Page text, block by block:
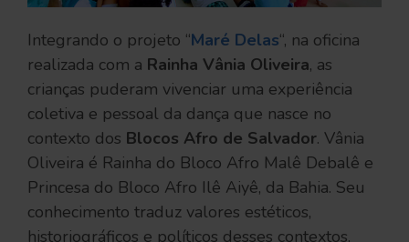
Integrando o projeto “Maré Delas“, na oficina
realizada com a Rainha Vânia Oliveira, as
crianças puderam vivenciar uma experiência
coletiva e pessoal da dança que nasce no
contexto dos Blocos Afro de Salvador. Vânia
Oliveira é Rainha do Bloco Afro Malê Debalê e
Princesa do Bloco Afro Ilê Aiyê, da Bahia. Seu
conhecimento traduz valores estéticos,
historiográficos e políticos desses contextos,